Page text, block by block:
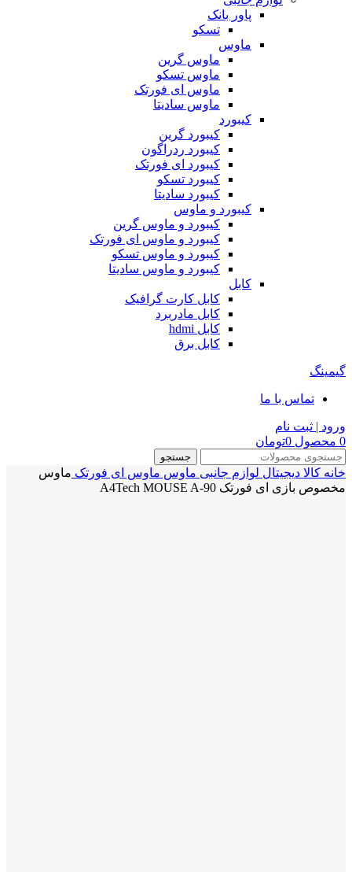
پاور بانک
تسکو
ماوس
ماوس گرین
ماوس تسکو
ماوس ای فورتک
ماوس سادیتا
کیبورد
کیبورد گرین
کیبورد ردراگون
کیبورد ای فورتک
کیبورد تسکو
کیبورد سادیتا
کیبورد و ماوس
کیبورد و ماوس گرین
کیبورد و ماوس ای فورتک
کیبورد و ماوس تسکو
کیبورد و ماوس سادیتا
کابل
کابل کارت گرافیک
کابل مادربرد
کابل hdmi
کابل برق
گیمینگ
تماس با ما
ورود | ثبت نام
0 محصول 0تومان
جستجو
خانه کالا دیجیتال لوازم جانبی ماوس ماوس ای فورتک ماوس
مخصوص بازی ای فورتک A4Tech MOUSE A-90